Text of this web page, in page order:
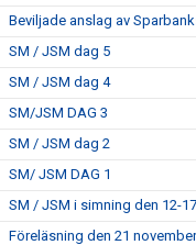
Beviljade anslag av
SM / JSM dag 5
SM / JSM dag 4
SM/JSM DAG 3
SM / JSM dag 2
SM/ JSM DAG 1
SM / JSM i simning den 12-
Föreläsning den 21